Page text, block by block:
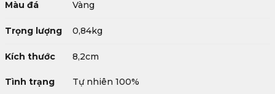
Màu đá Vàng
Trọng lượng 0,84kg
Kích thước 8,2cm
Tình trạng Tự nhiên 100%